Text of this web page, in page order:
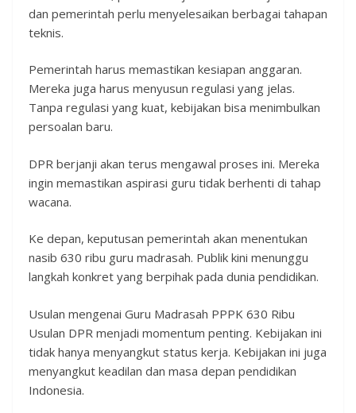
dan pemerintah perlu menyelesaikan berbagai tahapan
teknis.
Pemerintah harus memastikan kesiapan anggaran.
Mereka juga harus menyusun regulasi yang jelas.
Tanpa regulasi yang kuat, kebijakan bisa menimbulkan
persoalan baru.
DPR berjanji akan terus mengawal proses ini. Mereka
ingin memastikan aspirasi guru tidak berhenti di tahap
wacana.
Ke depan, keputusan pemerintah akan menentukan
nasib 630 ribu guru madrasah. Publik kini menunggu
langkah konkret yang berpihak pada dunia pendidikan.
Usulan mengenai Guru Madrasah PPPK 630 Ribu
Usulan DPR menjadi momentum penting. Kebijakan ini
tidak hanya menyangkut status kerja. Kebijakan ini juga
menyangkut keadilan dan masa depan pendidikan
Indonesia.